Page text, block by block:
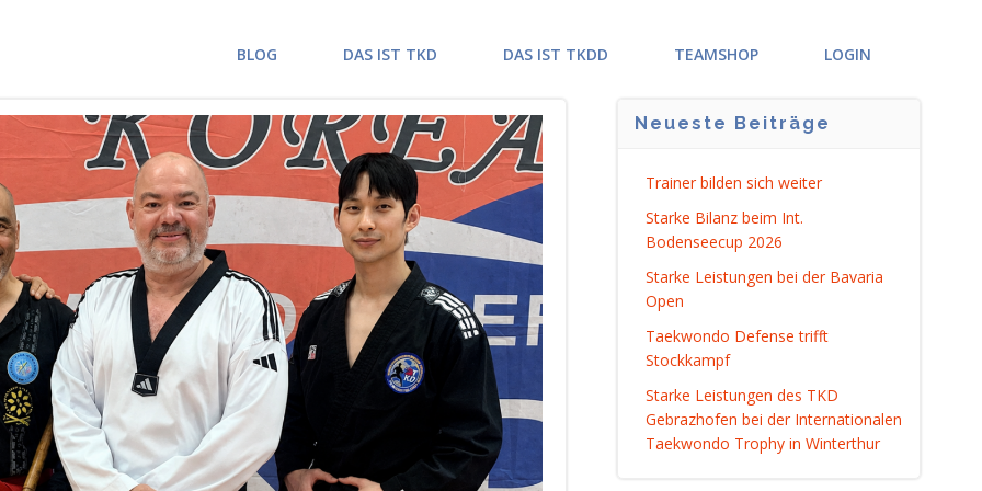
BLOG DAS IST TKD DAS IST TKDD TEAMSHOP LOGIN
Neueste Beiträge
Trainer bilden sich weiter
Starke Bilanz beim Int.
Bodenseecup 2026
Starke Leistungen bei der Bavaria
Open
Taekwondo Defense trifft
Stockkampf
Starke Leistungen des TKD
Gebrazhofen bei der Internationalen
Taekwondo Trophy in Winterthur